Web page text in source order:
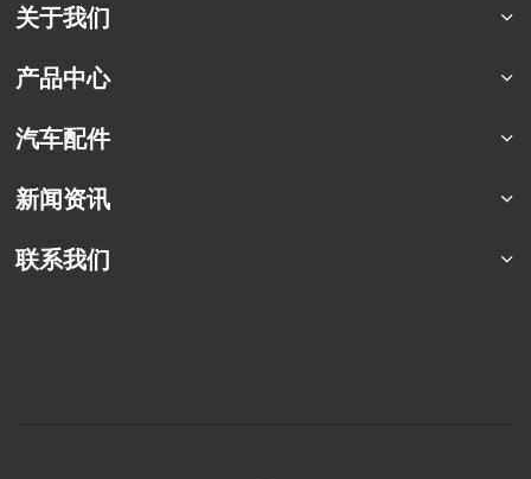
关于我们
公司简介
合作案例
产品中心
猛士特种车系列
东风六驱卡车
东风专用车
汽车配件
军车配件
新闻资讯
行业资讯
联系我们